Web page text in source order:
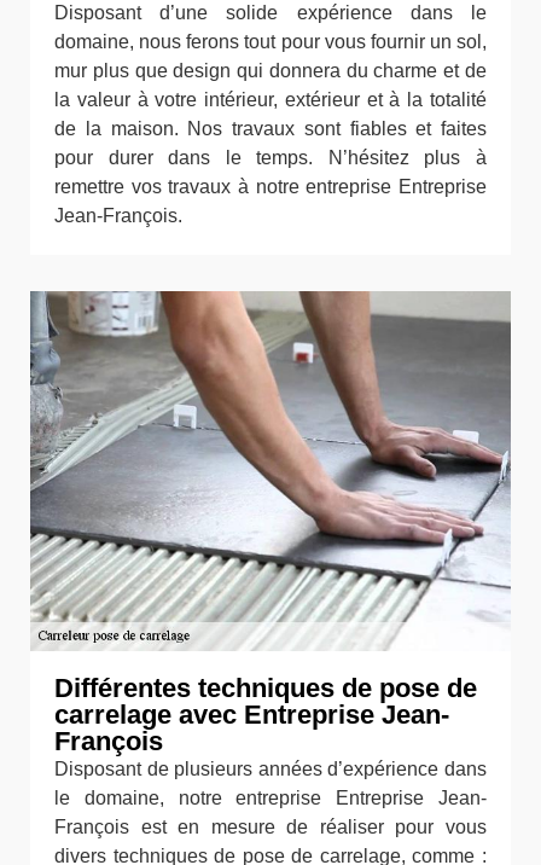
Disposant d’une solide expérience dans le
domaine, nous ferons tout pour vous fournir un sol,
mur plus que design qui donnera du charme et de
la valeur à votre intérieur, extérieur et à la totalité
de la maison. Nos travaux sont fiables et faites
pour durer dans le temps. N’hésitez plus à
remettre vos travaux à notre entreprise Entreprise
Jean-François.
Différentes techniques de pose de
carrelage avec Entreprise Jean-
François
Disposant de plusieurs années d’expérience dans
le domaine, notre entreprise Entreprise Jean-
François est en mesure de réaliser pour vous
divers techniques de pose de carrelage, comme :